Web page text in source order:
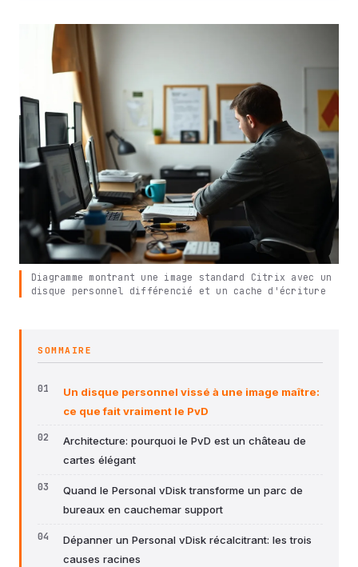
Diagramme montrant une image standard Citrix avec un
disque personnel différencié et un cache d'écriture
SOMMAIRE
Un disque personnel vissé à une image maître:
ce que fait vraiment le PvD
Architecture: pourquoi le PvD est un château de
cartes élégant
Quand le Personal vDisk transforme un parc de
bureaux en cauchemar support
Dépanner un Personal vDisk récalcitrant: les trois
causes racines